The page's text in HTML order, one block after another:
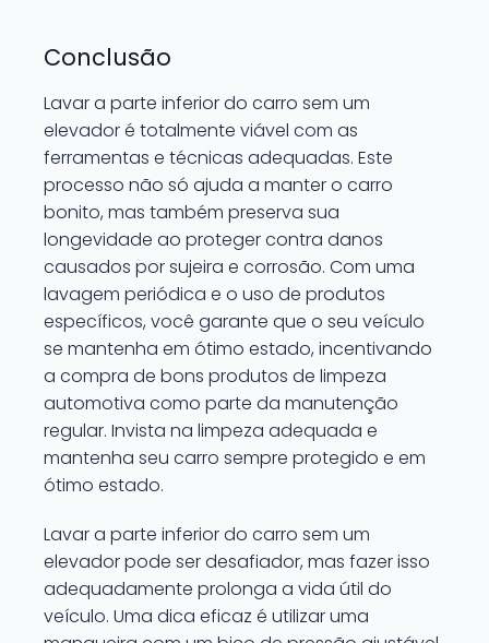
Conclusão
Lavar a parte inferior do carro sem um
elevador é totalmente viável com as
ferramentas e técnicas adequadas. Este
processo não só ajuda a manter o carro
bonito, mas também preserva sua
longevidade ao proteger contra danos
causados por sujeira e corrosão. Com uma
lavagem periódica e o uso de produtos
específicos, você garante que o seu veículo
se mantenha em ótimo estado, incentivando
a compra de bons produtos de limpeza
automotiva como parte da manutenção
regular. Invista na limpeza adequada e
mantenha seu carro sempre protegido e em
ótimo estado.
Lavar a parte inferior do carro sem um
elevador pode ser desafiador, mas fazer isso
adequadamente prolonga a vida útil do
veículo. Uma dica eficaz é utilizar uma